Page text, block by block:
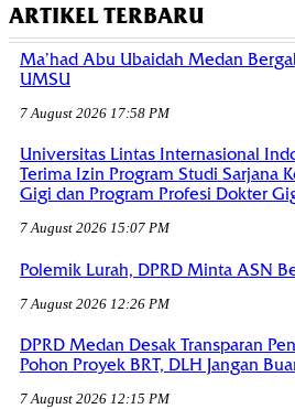
ARTIKEL TERBARU
Ma’had Abu Ubaidah Medan
UMSU
7 August 2026 17:58 PM
Universitas Lintas Internasional
Terima Izin Program Studi Sarjana
Gigi dan Program Profesi Dokter
7 August 2026 15:07 PM
Polemik Lurah, DPRD Minta ASN
7 August 2026 12:26 PM
DPRD Medan Desak Transparan
Pohon Proyek BRT, DLH Jangan
7 August 2026 12:15 PM